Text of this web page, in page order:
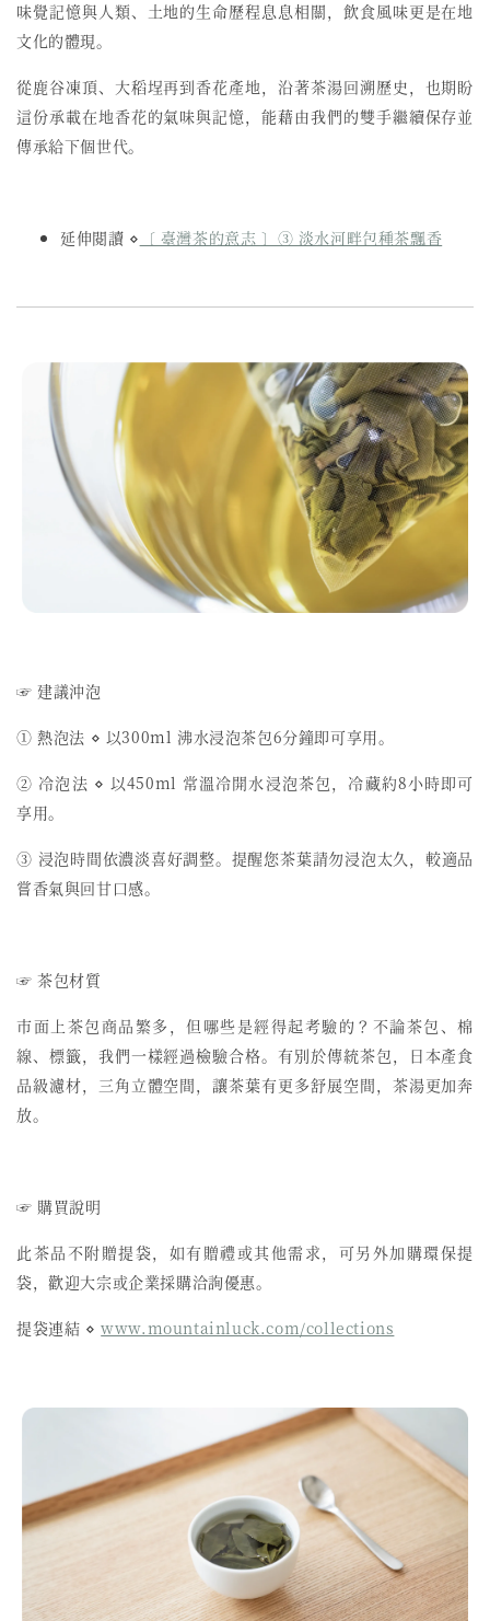
味覺記憶與人類、土地的生命歷程息息相關，飲食風味更是在地
文化的體現。
從鹿谷凍頂、大稻埕再到香花產地，沿著茶湯回溯歷史，也期盼
這份承載在地香花的氣味與記憶，能藉由我們的雙手繼續保存並
傳承給下個世代。
延伸閱讀 ⋄ 〔 臺灣茶的意志 〕③ 淡水河畔包種茶飄香
☞ 建議沖泡
① 熱泡法 ⋄ 以300ml 沸水浸泡茶包6分鐘即可享用。
② 冷泡法 ⋄ 以450ml 常溫冷開水浸泡茶包，冷藏約8小時即可
享用。
③ 浸泡時間依濃淡喜好調整。提醒您茶葉請勿浸泡太久，較適品
嘗香氣與回甘口感。
☞ 茶包材質
市面上茶包商品繁多，但哪些是經得起考驗的？不論茶包、棉
線、標籤，我們一樣經過檢驗合格。有別於傳統茶包，日本產食
品級濾材，三角立體空間，讓茶葉有更多舒展空間，茶湯更加奔
放。
☞ 購買說明
此茶品不附贈提袋，如有贈禮或其他需求，可另外加購環保提
袋，歡迎大宗或企業採購洽詢優惠。
提袋連結 ⋄www.mountainluck.com/collections